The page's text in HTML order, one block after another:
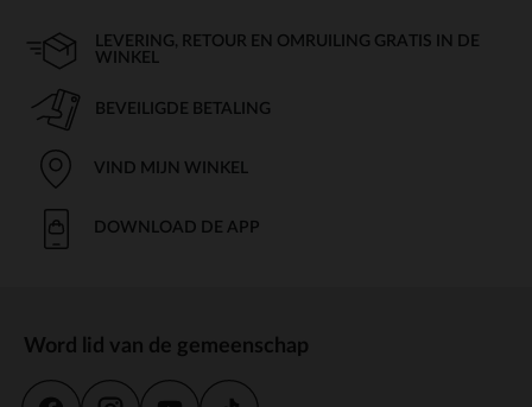
LEVERING, RETOUR EN OMRUILING GRATIS IN DE
WINKEL
BEVEILIGDE BETALING
VIND MIJN WINKEL
DOWNLOAD DE APP
Word lid van de gemeenschap